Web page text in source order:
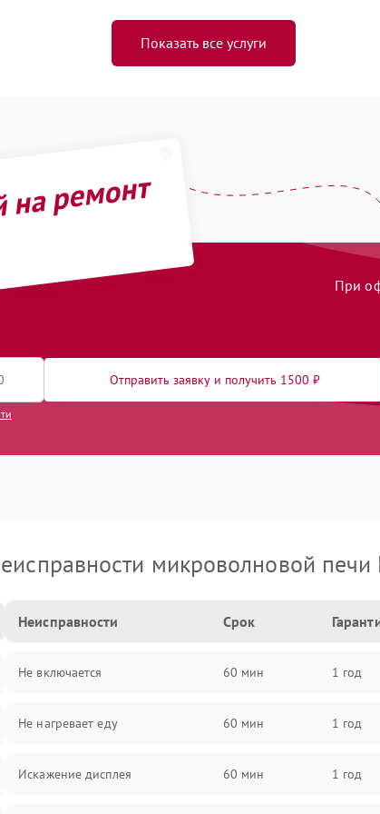
Показать все услуги
ремонт
При
Отправить заявку и получить 1500 ₽
микроволновой печи
Неисправности Срок
Не включается 60 мин 1 год
Не нагревает еду 60 мин 1 год
Искажение дисплея 60 мин 1 год